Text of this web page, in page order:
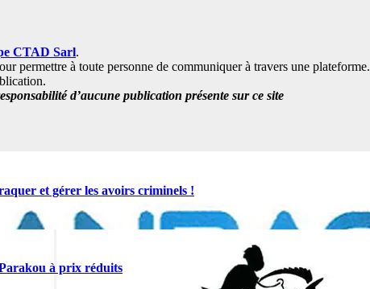
CTAD Sarl.
permettre à toute personne de communiquer à travers une plateforme.
d’aucune publication présente sur ce site
et gérer les avoirs criminels !
à prix réduits